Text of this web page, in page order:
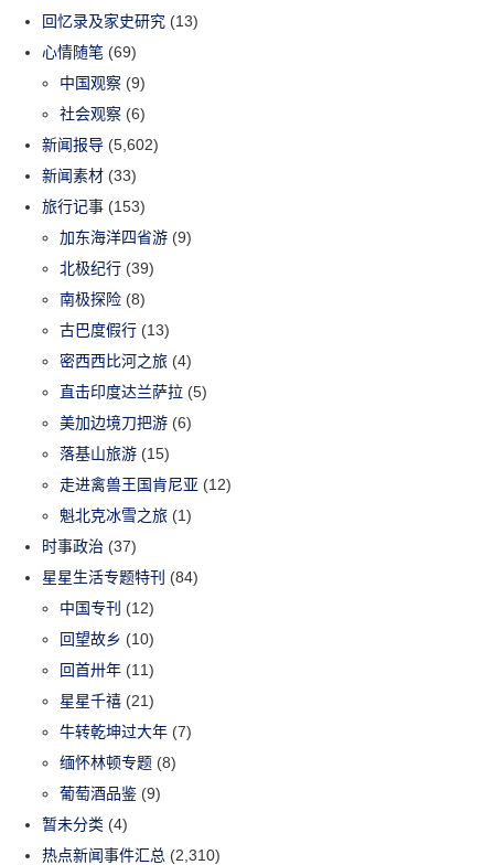
回忆录及家史研究 (13)
心情随笔 (69)
中国观察 (9)
社会观察 (6)
新闻报导 (5,602)
新闻素材 (33)
旅行记事 (153)
加东海洋四省游 (9)
北极纪行 (39)
南极探险 (8)
古巴度假行 (13)
密西西比河之旅 (4)
直击印度达兰萨拉 (5)
美加边境刀把游 (6)
落基山旅游 (15)
走进禽兽王国肯尼亚 (12)
魁北克冰雪之旅 (1)
时事政治 (37)
星星生活专题特刊 (84)
中国专刊 (12)
回望故乡 (10)
回首卅年 (11)
星星千禧 (21)
牛转乾坤过大年 (7)
缅怀林顿专题 (8)
葡萄酒品鉴 (9)
暂未分类 (4)
热点新闻事件汇总 (2,310)